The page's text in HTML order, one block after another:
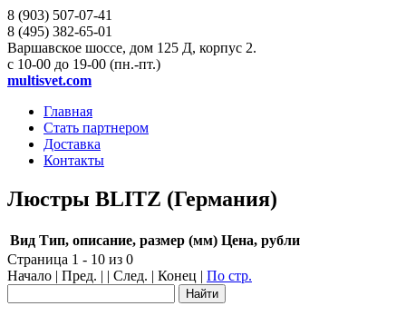
8 (903) 507-07-41
8 (495) 382-65-01
Варшавское шоссе, дом 125 Д, корпус 2.
с 10-00 до 19-00 (пн.-пт.)
multisvet.com
Главная
Стать партнером
Доставка
Контакты
Люстры BLITZ (Германия)
Вид Тип, описание, размер (мм) Цена, рубли
Страница 1 - 10 из 0
Начало | Пред. | | След. | Конец | По стр.